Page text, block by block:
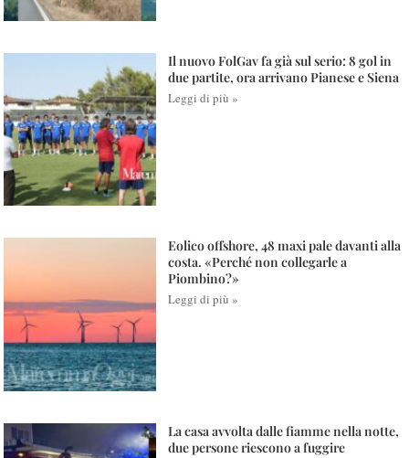
Il nuovo FolGav fa già sul serio: 8 gol in
due partite, ora arrivano Pianese e Siena
Leggi di più »
Eolico offshore, 48 maxi pale davanti alla
costa. «Perché non collegarle a
Piombino?»
Leggi di più »
La casa avvolta dalle fiamme nella notte,
due persone riescono a fuggire